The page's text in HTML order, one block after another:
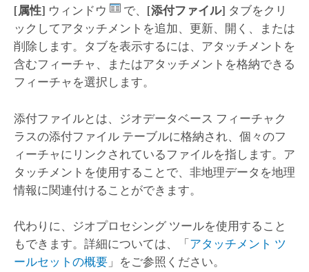
[属性] ウィンドウ で、 [添付ファイル] タブをクリ
ックしてアタッチメントを追加、更新、開く、または
削除します。タブを表示するには、アタッチメントを
含むフィーチャ、またはアタッチメントを格納できる
フィーチャを選択します。
添付ファイルとは、ジオデータベース フィーチャク
ラスの添付ファイル テーブルに格納され、個々のフ
ィーチャにリンクされているファイルを指します。ア
タッチメントを使用することで、非地理データを地理
情報に関連付けることができます。
代わりに、ジオプロセシング ツールを使用すること
もできます。詳細については、「アタッチメント ツ
ールセットの概要」をご参照ください。